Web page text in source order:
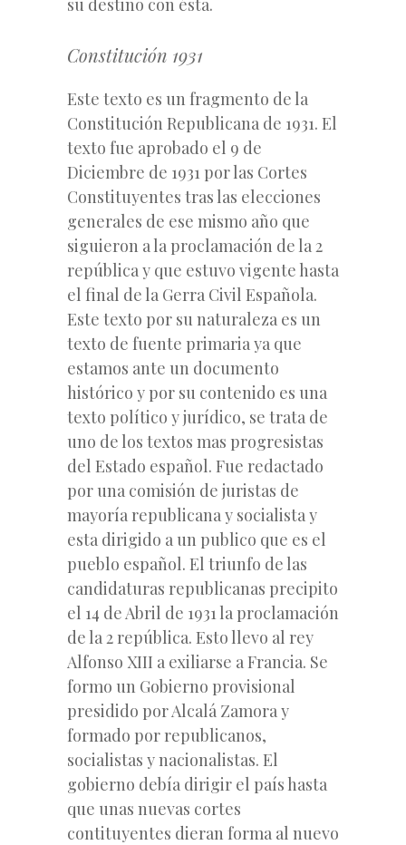
su destino con ésta.
Constitución 1931
Este texto es un fragmento de la
Constitución Republicana de 1931. El
texto fue aprobado el 9 de
Diciembre de 1931 por las Cortes
Constituyentes tras las elecciones
generales de ese mismo año que
siguieron a la proclamación de la 2
república y que estuvo vigente hasta
el final de la Gerra Civil Española.
Este texto por su naturaleza es un
texto de fuente primaria ya que
estamos ante un documento
histórico y por su contenido es una
texto político y jurídico, se trata de
uno de los textos mas progresistas
del Estado español. Fue redactado
por una comisión de juristas de
mayoría republicana y socialista y
esta dirigido a un publico que es el
pueblo español. El triunfo de las
candidaturas republicanas precipito
el 14 de Abril de 1931 la proclamación
de la 2 república. Esto llevo al rey
Alfonso XIII a exiliarse a Francia. Se
formo un Gobierno provisional
presidido por Alcalá Zamora y
formado por republicanos,
socialistas y nacionalistas. El
gobierno debía dirigir el país hasta
que unas nuevas cortes
contituyentes dieran forma al nuevo